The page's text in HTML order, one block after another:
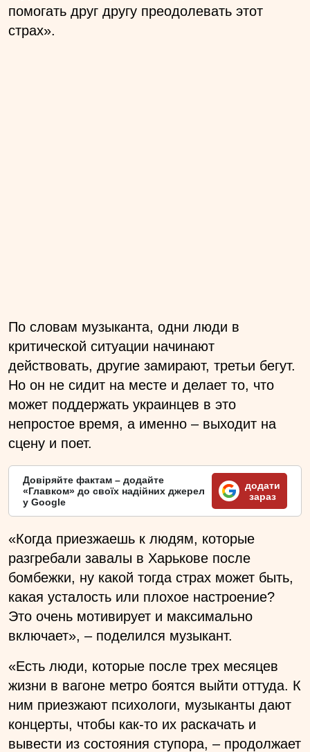
помогать друг другу преодолевать этот
страх».
По словам музыканта, одни люди в
критической ситуации начинают
действовать, другие замирают, третьи бегут.
Но он не сидит на месте и делает то, что
может поддержать украинцев в это
непростое время, а именно – выходит на
сцену и поет.
Довіряйте фактам – додайте
«Главком» до своїх надійних джерел
у Google
додати
зараз
«Когда приезжаешь к людям, которые
разгребали завалы в Харькове после
бомбежки, ну какой тогда страх может быть,
какая усталость или плохое настроение?
Это очень мотивирует и максимально
включает», – поделился музыкант.
«Есть люди, которые после трех месяцев
жизни в вагоне метро боятся выйти оттуда. К
ним приезжают психологи, музыканты дают
концерты, чтобы как-то их раскачать и
вывести из состояния ступора, – продолжает